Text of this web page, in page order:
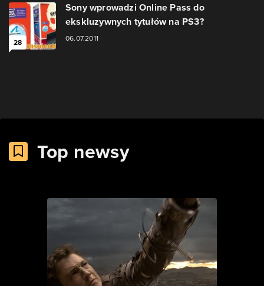
28
Sony wprowadzi Online Pass do
ekskluzywnych tytułów na PS3?
06.07.2011
Top newsy